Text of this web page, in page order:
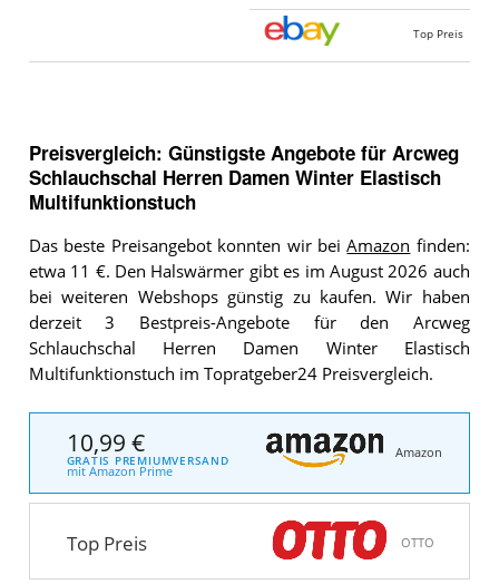
Top Preis
Preisvergleich: Günstigste Angebote für Arcweg
Schlauchschal Herren Damen Winter Elastisch
Multifunktionstuch
Das beste Preisangebot konnten wir beiAmazon finden:
etwa 11 €. Den Halswärmer gibt es im August 2026 auch
bei weiteren Webshops günstig zu kaufen. Wir haben
derzeit 3 Bestpreis-Angebote für den Arcweg
Schlauchschal Herren Damen Winter Elastisch
Multifunktionstuch im Topratgeber24 Preisvergleich.
10,99 €
GRATIS PREMIUMVERSAND
mit Amazon Prime
Amazon
Top Preis OTTO